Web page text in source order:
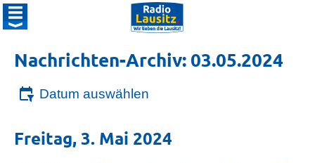
Nachrichten-Archiv: 03.05.2024
Datum auswählen
Freitag, 3. Mai 2024